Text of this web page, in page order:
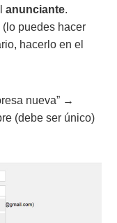
anunciante.
puedes hacer
hacerlo en el
nueva” →
(debe ser único)